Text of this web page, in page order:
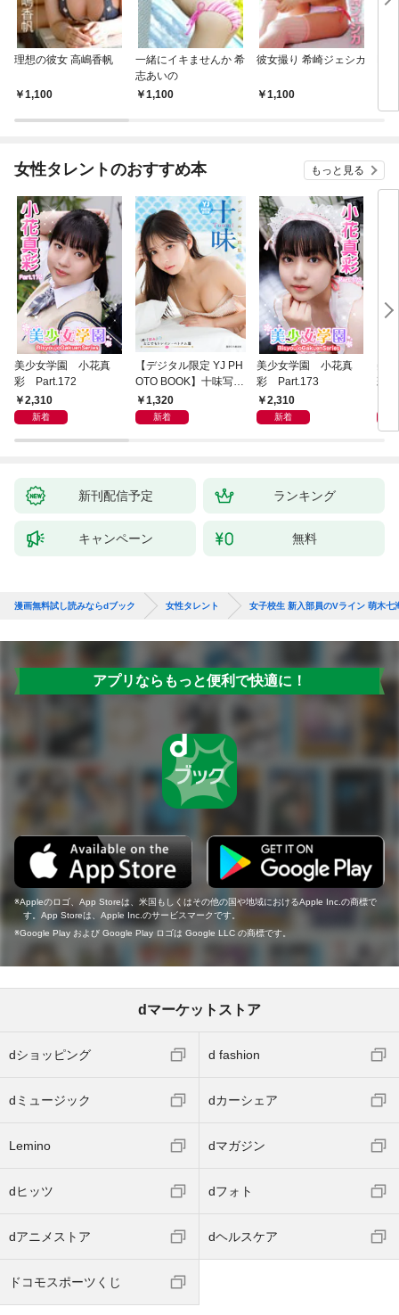
理想の彼女 高嶋香帆
1,100
一緒にイキませんか 希
志あいの
1,100
彼女撮り 希崎ジェシカ
1,100
女性タレントのおすすめ本 もっと見る
美少女学園 小花真
彩 Part.172
2,310
新着
【デジタル限定 YJ PH
OTO BOOK】十味写真
集「続・『ぽみ』！？
どこでもトレイン・ベ
1,320
新着
美少女学園 小花真
彩 Part.173
2,310
新着
美
彩
新刊配信予定 ランキング
キャンペーン 無料
漫画無料試し読みならdブック 女性タレント 女子校生 新入部員のVライン 萌木七
アプリならもっと便利で快適に！
Appleのロゴ、App Storeは、米国もしくはその他の国や地域におけるApple Inc.の商標で
す。App Storeは、Apple Inc.のサービスマークです。
Google Play および Google Play ロゴは Google LLC の商標です。
dマーケットストア
dショッピング d fashion
dミュージック dカーシェア
Lemino dマガジン
dヒッツ dフォト
dアニメストア dヘルスケア
ドコモスポーツくじ